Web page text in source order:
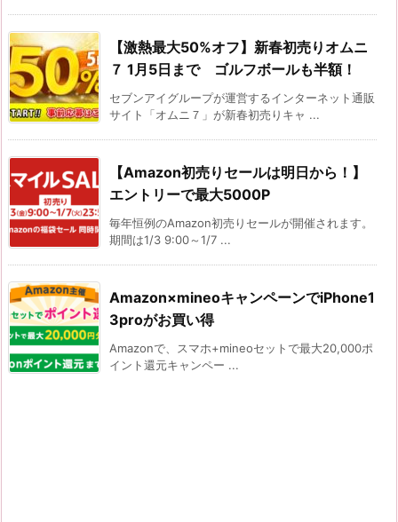
【激熱最大50%オフ】新春初売りオムニ
７ 1月5日まで ゴルフボールも半額！
セブンアイグループが運営するインターネット通販
サイト「オムニ７」が新春初売りキャ ...
【Amazon初売りセールは明日から！】
エントリーで最大5000P
毎年恒例のAmazon初売りセールが開催されます。
期間は1/3 9:00～1/7 ...
Amazon×mineoキャンペーンでiPhone1
3proがお買い得
Amazonで、スマホ+mineoセットで最大20,000ポ
イント還元キャンペー ...